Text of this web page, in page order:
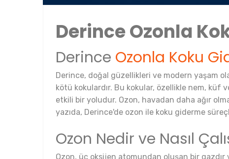
Derince Ozonla
Derince Ozonla Koku
Derince, doğal güzellikleri ve modern yaşam
kötü kokulardır. Bu kokular, özellikle nem, küf
etkili bir yoludur. Ozon, havadan daha ağır
yazıda, Derince'de ozon ile koku giderme
Ozon Nedir ve Nasıl
Ozon, üç oksijen atomundan oluşan bir gazdır